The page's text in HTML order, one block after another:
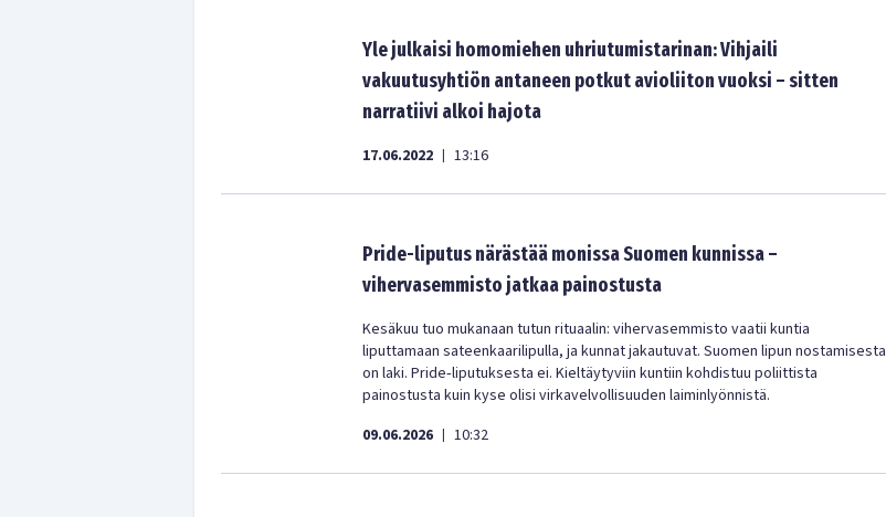
Yle julkaisi homomiehen uhriutumistarinan: Vihjaili
vakuutusyhtiön antaneen potkut avioliiton vuoksi – sitten
narratiivi alkoi hajota
17.06.2022 | 13:16
Pride-liputus närästää monissa Suomen kunnissa –
vihervasemmisto jatkaa painostusta
Kesäkuu tuo mukanaan tutun rituaalin: vihervasemmisto vaatii kuntia
liputtamaan sateenkaarilipulla, ja kunnat jakautuvat. Suomen lipun nostamisesta
on laki. Pride‑liputuksesta ei. Kieltäytyviin kuntiin kohdistuu poliittista
painostusta kuin kyse olisi virkavelvollisuuden laiminlyönnistä.
09.06.2026 | 10:32